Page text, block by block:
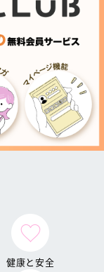
健康と安全